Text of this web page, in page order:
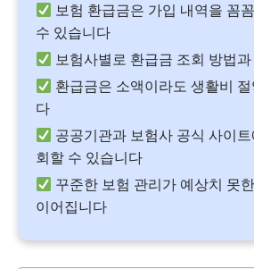
보험 환급금은 가입 내역을 꼼
수 있습니다
보험사별로 환급금 조회 방법
환급금은 소액이라도 생활비
다
공공기관과 보험사 공식 사이
회할 수 있습니다
꾸준한 보험 관리가 예상치 못
이어집니다